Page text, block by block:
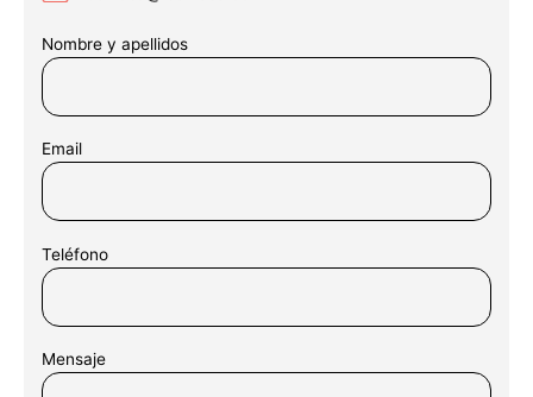
31
Nombre y apellidos
Email
Teléfono
Mensaje